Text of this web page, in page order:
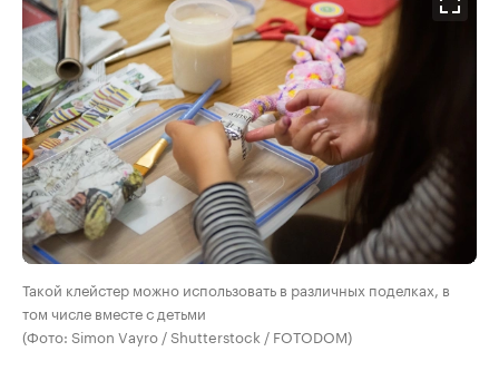
Такой клейстер можно использовать в различных поделках, в
том числе вместе с детьми
(Фото: Simon Vayro / Shutterstock / FOTODOM)